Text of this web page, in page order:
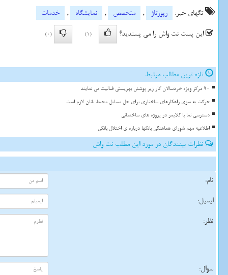
تگهای خبر:
رپورتاژ , متخصص , نمایشگاه ,
خدمات
این پست نت واش را می پسندید؟
(1)
(0)
تازه ترین مطالب مرتبط
90 مرکز ویژه خردسالان کار زیر پوشش بهزیستی فعالیت می نمایند
حرکت به سوی راهکارهای ساختاری برای حل مسایل محیط بانان لازم است
دسترسی نما با کلایمر در پروژه های ساختمانی
اطلاعیه مهم شورای هماهنگی بانکها درباره ی اختلال بانکی
نظرات بینندگان در مورد این مطلب نت واش
نام:
ایمیل:
نظر:
سوال: